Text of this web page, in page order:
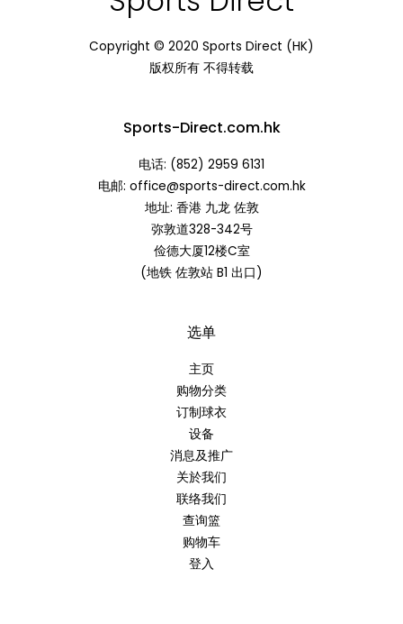
Copyright © 2020 Sports Direct (HK)
版权所有 不得转载
Sports-Direct.com.hk
电话: (852) 2959 6131
电邮: office@sports-direct.com.hk
地址: 香港 九龙 佐敦
弥敦道328-342号
俭德大厦12楼C室
(地铁 佐敦站 B1 出口)
选单
主页
购物分类
订制球衣
设备
消息及推广
关於我们
联络我们
查询篮
购物车
登入